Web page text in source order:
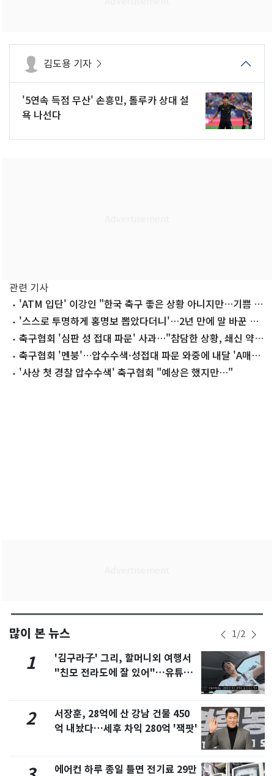
김도용 기자
'5연속 득점 무산' 손흥민, 톨루카 상대 설
욕 나선다
관련 기사
'ATM 입단' 이강인 "한국 축구 좋은 상황 아니지만…기쁨 드
리겠다"
'스스로 투명하게 홍명보 뽑았다더니'…2년 만에 말 바꾼 이
임생축구협회 '심판 성 접대 파문' 사과…"참담한 상황, 쇄신 약
속"축구협회 '멘붕'…압수수색·성접대 파문 와중에 내달 'A매치
4연전'
'사상 첫 경찰 압수수색' 축구협회 "예상은 했지만…"
많이 본 뉴스 1/2
1
'김구라子' 그리, 할머니외 여행서
"친모 전라도에 잘 있어"…유튜브
2
서장훈, 28억에 산 강남 건물 450
억 내놨다…세후 차익 280억 '잭팟'
에어컨 하루 종일 틀면 전기료 29만